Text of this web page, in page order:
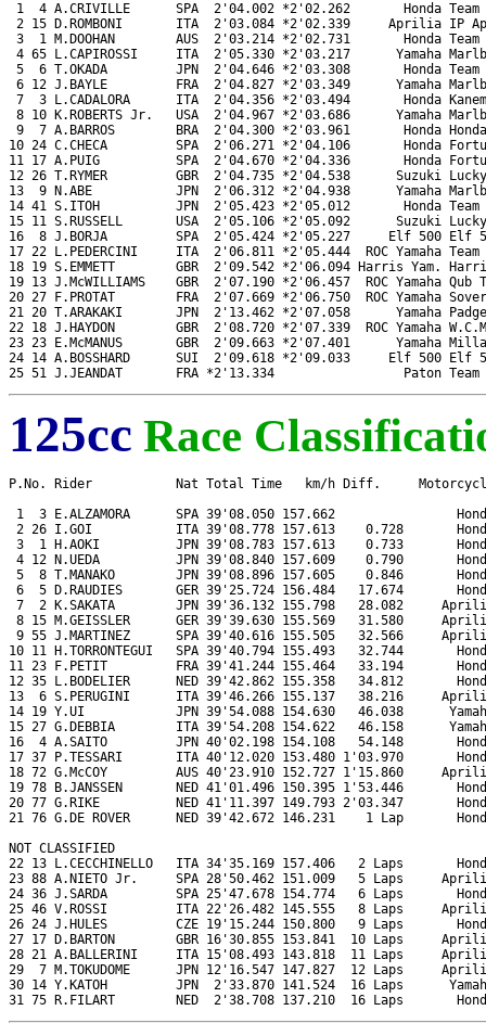
1  4 A.CRIVILLE      SPA  2'04.002 *2'02.262       Honda Team
2 15 D.ROMBONI       ITA  2'03.084 *2'02.339     Aprilia IP
3  1 M.DOOHAN        AUS  2'03.214 *2'02.731       Honda Team
4 65 L.CAPIROSSI     ITA  2'05.330 *2'03.217      Yamaha
5  6 T.OKADA         JPN  2'04.646 *2'03.308       Honda Team
6 12 J.BAYLE         FRA  2'04.827 *2'03.349      Yamaha
7  3 L.CADALORA      ITA  2'04.356 *2'03.494       Honda
8 10 K.ROBERTS Jr.   USA  2'04.967 *2'03.686      Yamaha
9  7 A.BARROS        BRA  2'04.300 *2'03.961       Honda
10 24 C.CHECA         SPA  2'06.271 *2'04.106       Honda
11 17 A.PUIG          SPA  2'04.670 *2'04.336       Honda
12 26 T.RYMER         GBR  2'04.735 *2'04.538      Suzuki
13  9 N.ABE           JPN  2'06.312 *2'04.938      Yamaha
14 41 S.ITOH          JPN  2'05.423 *2'05.012       Honda Team
15 11 S.RUSSELL       USA  2'05.106 *2'05.092      Suzuki
16  8 J.BORJA         SPA  2'05.424 *2'05.227     Elf 500 Elf
17 22 L.PEDERCINI     ITA  2'06.811 *2'05.444  ROC Yamaha
18 19 S.EMMETT        GBR  2'09.542 *2'06.094 Harris Yam.
19 13 J.McWILLIAMS    GBR  2'07.190 *2'06.457  ROC Yamaha Qub
20 27 F.PROTAT        FRA  2'07.669 *2'06.750  ROC Yamaha
21 20 T.ARAKAKI       JPN  2'13.462 *2'07.058      Yamaha
22 18 J.HAYDON        GBR  2'08.720 *2'07.339  ROC Yamaha
23 23 E.McMANUS       GBR  2'09.663 *2'07.401      Yamaha
24 14 A.BOSSHARD      SUI  2'09.618 *2'09.033     Elf 500 Elf
25 51 J.JEANDAT       FRA *2'13.334                 Paton Team
125cc Race
P.No. Rider           Nat Total Time   km/h Diff.     Motorcycle
1  3 E.ALZAMORA      SPA 39'08.050 157.662
2 26 I.GOI           ITA 39'08.778 157.613    0.728       Honda
3  1 H.AOKI          JPN 39'08.783 157.613    0.733       Honda
4 12 N.UEDA          JPN 39'08.840 157.609    0.790
5  8 T.MANAKO        JPN 39'08.896 157.605    0.846       Honda
6  5 D.RAUDIES       GER 39'25.724 156.484   17.674       Honda
7  2 K.SAKATA        JPN 39'36.132 155.798   28.082
8 15 M.GEISSLER      GER 39'39.630 155.569   31.580
9 55 J.MARTINEZ      SPA 39'40.616 155.505   32.566
10 11 H.TORRONTEGUI   SPA 39'40.794 155.493   32.744
11 23 F.PETIT         FRA 39'41.244 155.464   33.194       Honda
12 35 L.BODELIER      NED 39'42.862 155.358   34.812
13  6 S.PERUGINI      ITA 39'46.266 155.137   38.216
14 19 Y.UI            JPN 39'54.088 154.630   46.038      Yamaha
15 27 G.DEBBIA        ITA 39'54.208 154.622   46.158
16  4 A.SAITO         JPN 40'02.198 154.108   54.148
17 37 P.TESSARI       ITA 40'12.020 153.480 1'03.970
18 72 G.McCOY         AUS 40'23.910 152.727 1'15.860
19 78 B.JANSSEN       NED 41'01.496 150.395 1'53.446
20 77 G.RIKE          NED 41'11.397 149.793 2'03.347
21 76 G.DE ROVER      NED 39'42.672 146.231    1 Lap
NOT CLASSIFIED
22 13 L.CECCHINELLO   ITA 34'35.169 157.406   2 Laps       Honda
23 88 A.NIETO Jr.     SPA 28'50.462 151.009   5 Laps
24 36 J.SARDA         SPA 25'47.678 154.774   6 Laps
25 46 V.ROSSI         ITA 22'26.482 145.555   8 Laps     Aprilia
26 24 J.HULES         CZE 19'15.244 150.800   9 Laps
27 17 D.BARTON        GBR 16'30.855 153.841  10 Laps
28 21 A.BALLERINI     ITA 15'08.493 143.818  11 Laps
29  7 M.TOKUDOME      JPN 12'16.547 147.827  12 Laps
30 14 Y.KATOH         JPN  2'33.870 141.524  16 Laps      Yamaha
31 75 R.FILART        NED  2'38.708 137.210  16 Laps